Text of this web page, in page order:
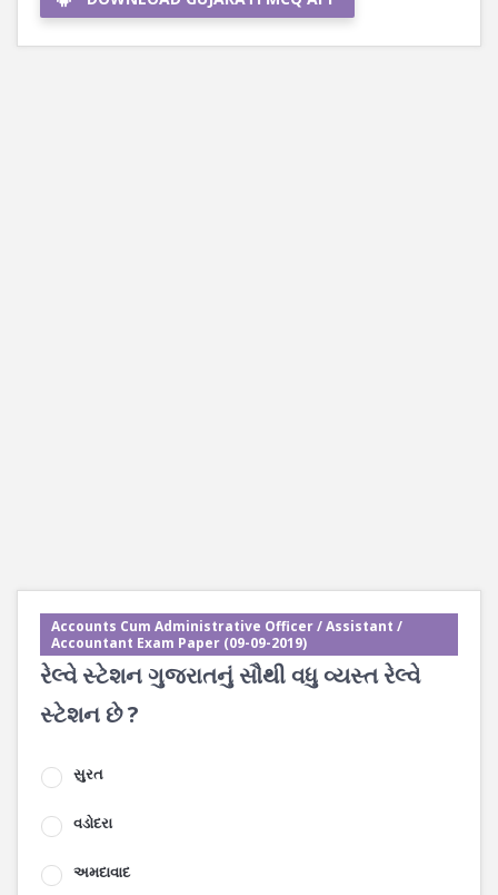
Accounts Cum Administrative Officer / Assistant /
Accountant Exam Paper (09-09-2019)
રેલ્વે સ્ટેશન ગુજરાતનું સૌથી વધુ વ્યસ્ત રેલ્વે
સ્ટેશન છે ?
સુરત
વડોદરા
અમદાવાદ